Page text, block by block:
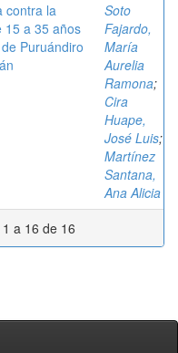
contra la
15 a 35 años
Puruándiro
Soto
Fajardo,
María
Aurelia
Ramona;
Cira
Huape,
José Luis;
Martínez
Santana,
Ana Alicia
a 16 de 16